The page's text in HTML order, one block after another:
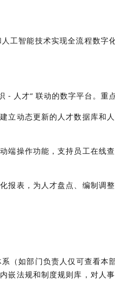
工智能技术实现全流程数字
- 人才” 联动的数字平台。重
动态更新的人才数据库和
端操作功能，支持员工在线
报表，为人才盘点、编制调
（如部门负责人仅可查看本
嵌法规和制度规则库，对人